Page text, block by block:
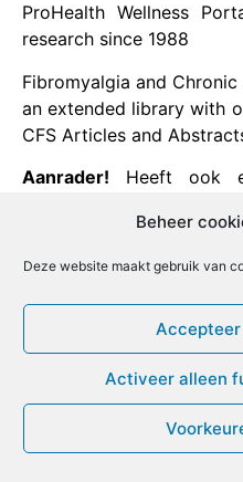
Beheer
Deze website maakt gebruik van
Activeer alleen
ProHealth Wellness
research since 1988
Fibromyalgia and
an extended library with
CFS Articles and
Aanrader! Heeft ook
[ Bezoek deze
© ME-gids.net 2005 –